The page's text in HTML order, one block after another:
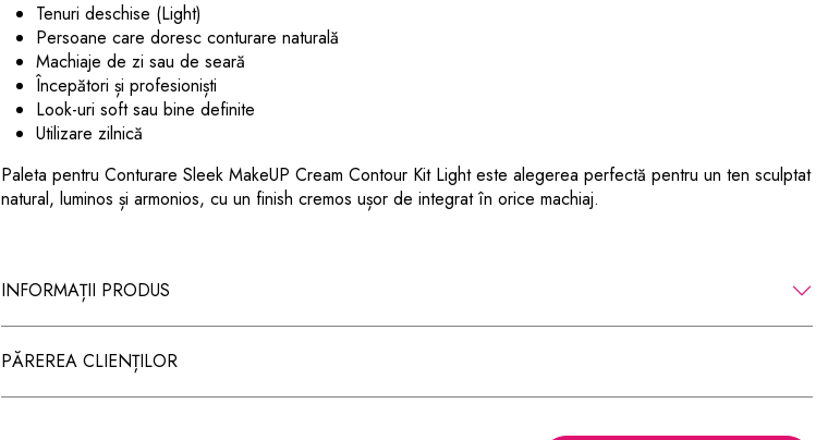
Tenuri deschise (Light)
Persoane care doresc conturare naturală
Machiaje de zi sau de seară
Începători și profesioniști
Look-uri soft sau bine definite
Utilizare zilnică
Paleta pentru Conturare Sleek MakeUP Cream Contour Kit Light este alegerea perfectă pentru un ten sculptat
natural, luminos și armonios, cu un finish cremos ușor de integrat în orice machiaj.
INFORMAȚII PRODUS
PĂREREA CLIENȚILOR